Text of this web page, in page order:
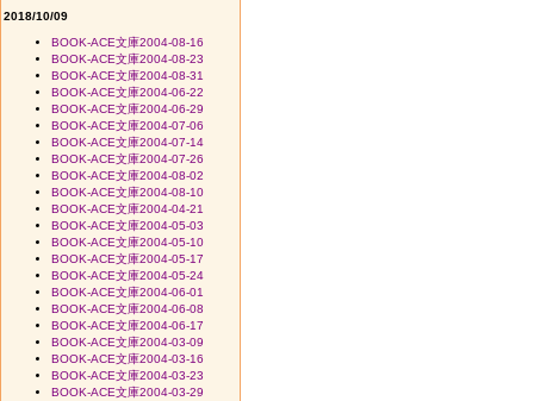
2018/10/09
BOOK-ACE文庫2004-08-16
BOOK-ACE文庫2004-08-23
BOOK-ACE文庫2004-08-31
BOOK-ACE文庫2004-06-22
BOOK-ACE文庫2004-06-29
BOOK-ACE文庫2004-07-06
BOOK-ACE文庫2004-07-14
BOOK-ACE文庫2004-07-26
BOOK-ACE文庫2004-08-02
BOOK-ACE文庫2004-08-10
BOOK-ACE文庫2004-04-21
BOOK-ACE文庫2004-05-03
BOOK-ACE文庫2004-05-10
BOOK-ACE文庫2004-05-17
BOOK-ACE文庫2004-05-24
BOOK-ACE文庫2004-06-01
BOOK-ACE文庫2004-06-08
BOOK-ACE文庫2004-06-17
BOOK-ACE文庫2004-03-09
BOOK-ACE文庫2004-03-16
BOOK-ACE文庫2004-03-23
BOOK-ACE文庫2004-03-29